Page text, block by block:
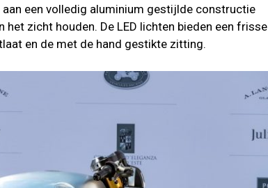
een volledig aluminium gestijlde constructie
zicht houden. De LED lichten bieden een frisse
en de met de hand gestikte zitting.